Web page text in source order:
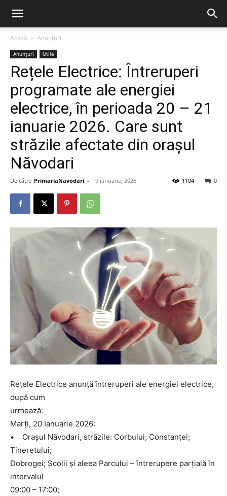
Acasă Anunțuri
Anunțuri Utile
Rețele Electrice: Întreruperi
programate ale energiei
electrice, în perioada 20 – 21
ianuarie 2026. Care sunt
străzile afectate din orașul
Năvodari
De către PrimariaNavodari - 19 ianuarie, 2026 0
1104
Rețele Electrice anunță întreruperi ale energiei electrice,
după cum
urmează:
Marți, 20 Ianuarie 2026:
• Orașul Năvodari, străzile: Corbului; Constanței;
Tineretului;
Dobrogei; Școlii şi aleea Parcului – întrerupere parțială în
intervalul
09:00 – 17:00;